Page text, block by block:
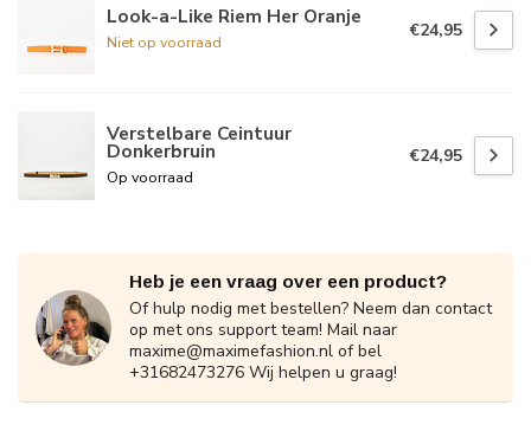
Look-a-Like Riem Her Oranje
Niet op voorraad
€24,95
Verstelbare Ceintuur
Donkerbruin
Op voorraad
€24,95
Heb je een vraag over een product?
Of hulp nodig met bestellen? Neem dan contact
op met ons support team! Mail naar
maxime@maximefashion.nl of bel
+31682473276 Wij helpen u graag!